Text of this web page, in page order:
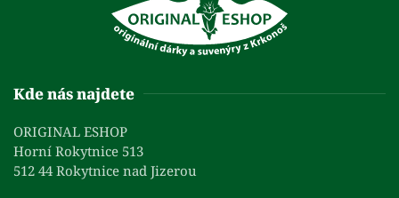
Kde nás najdete
ORIGINAL ESHOP
Horní Rokytnice 513
512 44 Rokytnice nad Jizerou